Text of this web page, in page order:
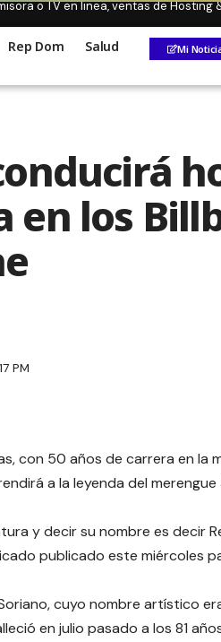
o TV en linea, ventas de Hosting
Rep Dom Salud Mi
en los
PM
con 50 años de carrera en la
a la leyenda del
y decir su nombre es decir
publicado este miércoles
cuyo nombre artístico
en julio pasado a los 81